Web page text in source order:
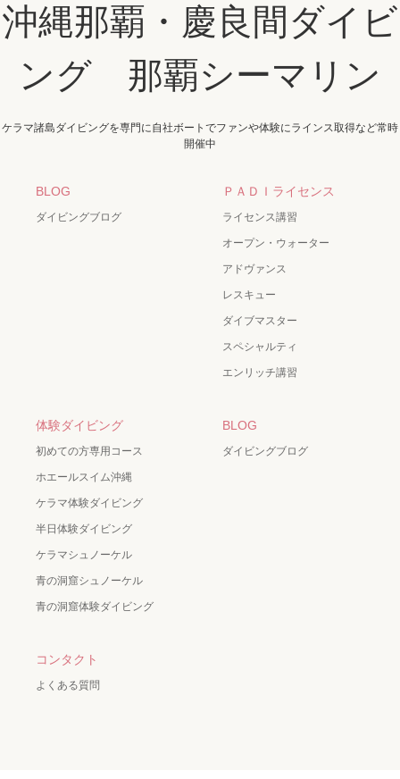
沖縄那覇・慶良間ダイビ
ング 那覇シーマリン
ケラマ諸島ダイビングを専門に自社ボートでファンや体験にラインス取得など常時
開催中
BLOG
ダイビングブログ
ＰＡＤＩライセンス
ライセンス講習
オープン・ウォーター
アドヴァンス
レスキュー
ダイブマスター
スペシャルティ
エンリッチ講習
体験ダイビング
初めての方専用コース
ホエールスイム沖縄
ケラマ体験ダイビング
半日体験ダイビング
ケラマシュノーケル
青の洞窟シュノーケル
青の洞窟体験ダイビング
BLOG
ダイビングブログ
コンタクト
よくある質問